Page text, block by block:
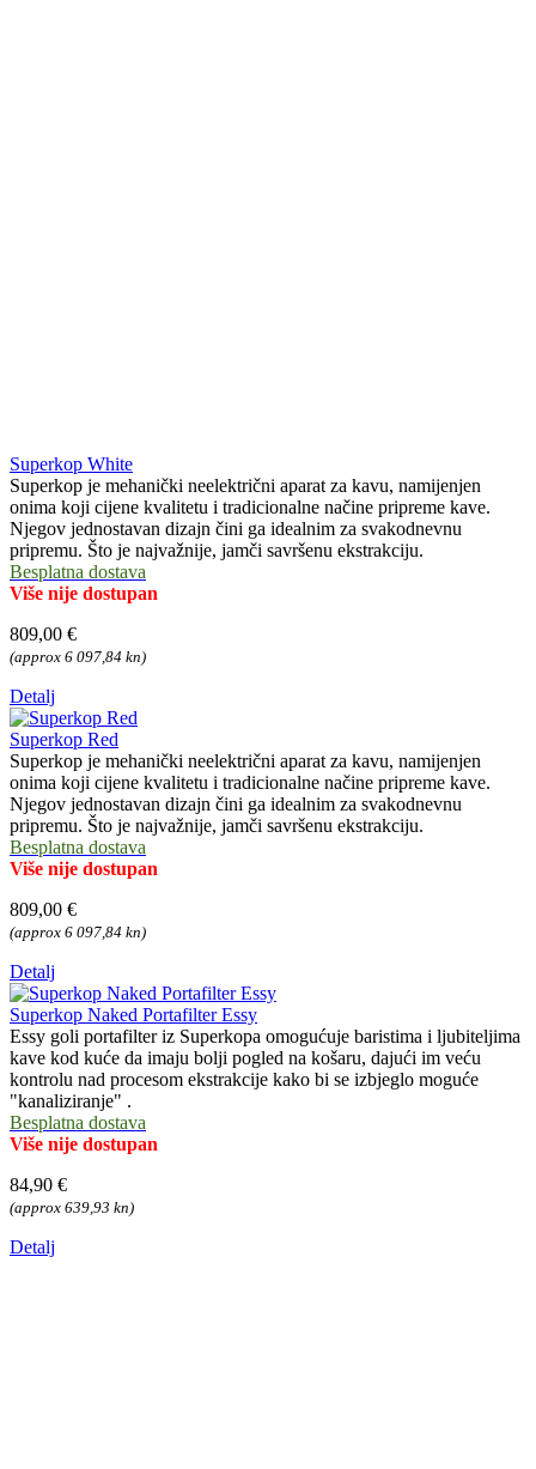
Superkop White
Superkop je mehanički neelektrični aparat za kavu, namijenjen
onima koji cijene kvalitetu i tradicionalne načine pripreme kave.
Njegov jednostavan dizajn čini ga idealnim za svakodnevnu
pripremu. Što je najvažnije, jamči savršenu ekstrakciju.
Besplatna dostava
Više nije dostupan
809,00 €
(approx 6 097,84 kn)
Detalj
Superkop Red
Superkop je mehanički neelektrični aparat za kavu, namijenjen
onima koji cijene kvalitetu i tradicionalne načine pripreme kave.
Njegov jednostavan dizajn čini ga idealnim za svakodnevnu
pripremu. Što je najvažnije, jamči savršenu ekstrakciju.
Besplatna dostava
Više nije dostupan
809,00 €
(approx 6 097,84 kn)
Detalj
Superkop Naked Portafilter Essy
Essy goli portafilter iz Superkopa omogućuje baristima i ljubiteljima
kave kod kuće da imaju bolji pogled na košaru, dajući im veću
kontrolu nad procesom ekstrakcije kako bi se izbjeglo moguće
"kanaliziranje" .
Besplatna dostava
Više nije dostupan
84,90 €
(approx 639,93 kn)
Detalj